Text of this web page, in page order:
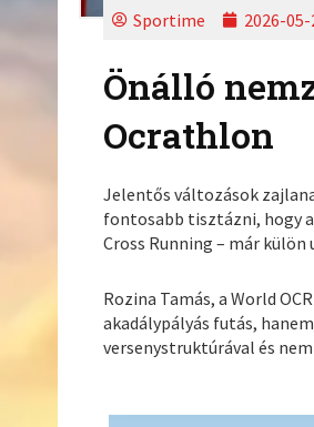
Sportime 2026-05-
Önálló
Ocrathlon
Jelentős változások
fontosabb tisztázni, hogy
Cross Running – már külön
Rozina Tamás, a World
akadálypályás futás,
versenystruktúrával és